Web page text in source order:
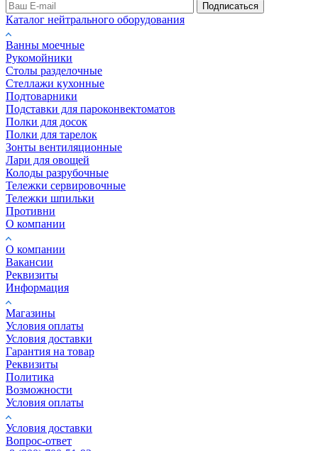
Подписаться
Каталог нейтрального оборудования
Ванны моечные
Рукомойники
Столы разделочные
Стеллажи кухонные
Подтоварники
Подставки для пароконвектоматов
Полки для досок
Полки для тарелок
Зонты вентиляционные
Лари для овощей
Колоды разрубочные
Тележки сервировочные
Тележки шпильки
Противни
О компании
О компании
Вакансии
Реквизиты
Информация
Магазины
Условия оплаты
Условия доставки
Гарантия на товар
Реквизиты
Политика
Возможности
Условия оплаты
Условия доставки
Вопрос-ответ